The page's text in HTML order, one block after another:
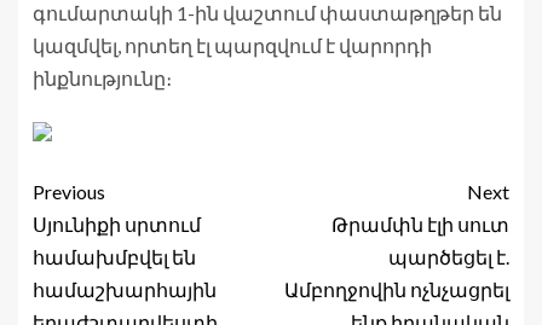
գումարտակի 1-ին վաշտում փաստաթղթեր են
կազմվել, որտեղ էլ պարզվում է վարորդի
ինքնությունը։
Previous
Սյունիքի սրտում
համախմբվել են
համաշխարհային
Next
Թրամփն էլի սուտ
պարծեցել է.
Ամբողջովին ոչնչացրել